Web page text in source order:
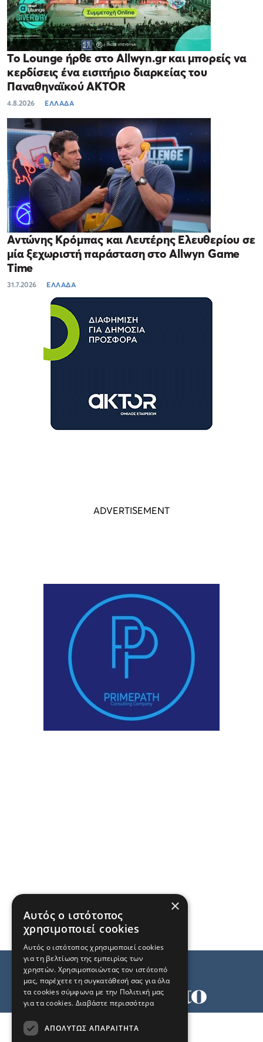
Το Lounge ήρθε στο Allwyn.gr και μπορείς να
κερδίσεις ένα εισιτήριο διαρκείας του
Παναθηναϊκού AKTOR
4.8.2026 ΕΛΛΑΔΑ
Αντώνης Κρόμπας και Λευτέρης Ελευθερίου σε
μία ξεχωριστή παράσταση στο Allwyn Game
Time
31.7.2026 ΕΛΛΑΔΑ
×
Αυτός ο ιστότοπος
χρησιμοποιεί cookies
Αυτός ο ιστότοπος χρησιμοποιεί cookies
για τη βελτίωση της εμπειρίας των
χρηστών. Χρησιμοποιώντας τον ιστότοπό
μας, παρέχετε τη συγκατάθεσή σας για όλα
τα cookies σύμφωνα με την Πολιτική μας
για τα cookies. Διαβάστε περισσότερα
ΑΠΟΛΎΤΩΣ ΑΠΑΡΑΊΤΗΤΑ